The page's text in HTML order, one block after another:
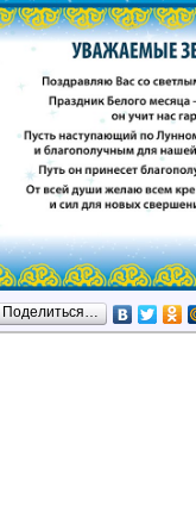
Поделиться…